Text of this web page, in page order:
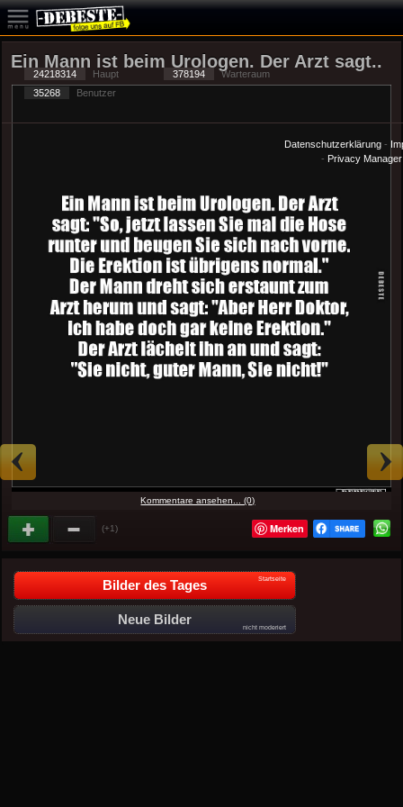
Ein Mann ist beim Urologen. Der Arzt sagt..
Kommentare ansehen... (0)
(+1) Merken
Bilder des Tages Startseite
Neue Bilder
nicht moderiert
24218314 Haupt 378194
Warteraum
35268
Benutzer
Datenschutzerklärung-
- Privacy Manager